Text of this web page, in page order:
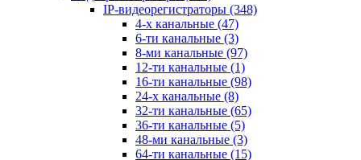
IP-видеорегистраторы (348)
4-х канальные (47)
6-ти канальные (3)
8-ми канальные (97)
12-ти канальные (1)
16-ти канальные (98)
24-х канальные (8)
32-ти канальные (65)
36-ти канальные (5)
48-ми канальные (3)
64-ти канальные (15)